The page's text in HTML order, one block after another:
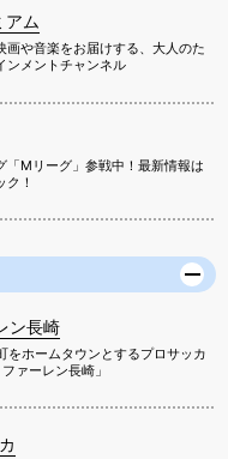
アム
画や音楽をお届けする、大人のた
ンメントチャンネル
「Mリーグ」参戦中！最新情報は
ク！
ン長崎
をホームタウンとするプロサッカ
ァーレン長崎」